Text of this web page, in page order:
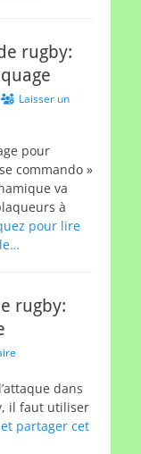
rugby:
Laisser un
pour
commando »
va
à
pour lire
rugby:
dans
il faut utiliser
partager cet